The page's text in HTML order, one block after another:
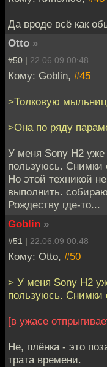
Да вроде всё как
Otto »
#50 | 22.06.09 00:48
Кому: Goblin, #45
>Толковую
>Она по ряду
У меня Sony H2
пользуюсь.
Но этой техникой
выполнить.
Рождеству где-то...
Goblin »
#51 | 22.06.09 00:48
Кому: Otto, #50
> У меня Sony H2
пользуюсь.
[в ужасе
Не, плёнка - это
трата времени.